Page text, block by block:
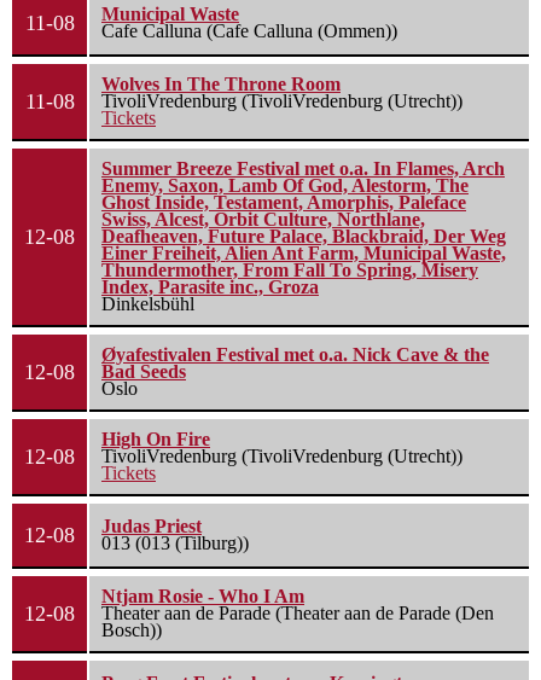
11-08
Municipal Waste
Cafe Calluna (Cafe Calluna (Ommen))
11-08
Wolves In The Throne Room
TivoliVredenburg (TivoliVredenburg (Utrecht))
Tickets
12-08
Summer Breeze Festival met o.a. In Flames, Arch
Enemy, Saxon, Lamb Of God, Alestorm, The
Ghost Inside, Testament, Amorphis, Paleface
Swiss, Alcest, Orbit Culture, Northlane,
Deafheaven, Future Palace, Blackbraid, Der Weg
Einer Freiheit, Alien Ant Farm, Municipal Waste,
Thundermother, From Fall To Spring, Misery
Index, Parasite inc., Groza
Dinkelsbühl
12-08
Øyafestivalen Festival met o.a. Nick Cave & the
Bad Seeds
Oslo
12-08
High On Fire
TivoliVredenburg (TivoliVredenburg (Utrecht))
Tickets
12-08
Judas Priest
013 (013 (Tilburg))
12-08
Ntjam Rosie - Who I Am
Theater aan de Parade (Theater aan de Parade (Den
Bosch))